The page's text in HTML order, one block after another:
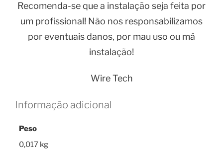
Recomenda-se que a instalação seja feita por
um profissional! Não nos responsabilizamos
por eventuais danos, por mau uso ou má
instalação!
Wire Tech
Informação adicional
Peso
0,017 kg